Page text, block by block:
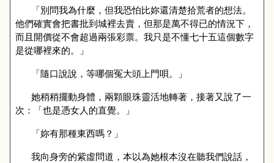
「別問我為什麼，但我恐怕比妳還清楚拾荒者的想法。
他們確實會把書批到城裡去賣，但那是萬不得已的情況下，
而且開價從不會超過兩張彩票。我只是不懂七十五這個數字
是從哪裡來的。」
「隨口說說，等哪個冤大頭上門唄。」
她稍稍擺動身體，兩顆眼珠靈活地轉著，接著又說了一
次：「也是憑女人的直覺。」
「妳有那種東西嗎？」
我向身旁的紫虛問道，本以為她根本沒在聽我們說話，